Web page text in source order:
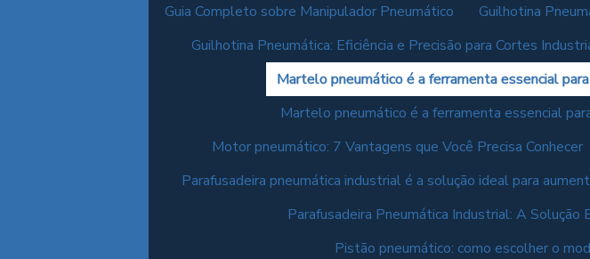
Guia Completo sobre Manipulador Pneumático
Guilhotina
Guilhotina Pneumática: Eficiência e Precisão para Cortes
Martelo pneumático é a ferramenta essencial
Martelo pneumático é a ferramenta essencial
Motor pneumático: 7 Vantagens que Você Precisa Conhecer
Parafusadeira pneumática industrial é a solução ideal para
Parafusadeira Pneumática Industrial: A
Pistão pneumático: como escolher o